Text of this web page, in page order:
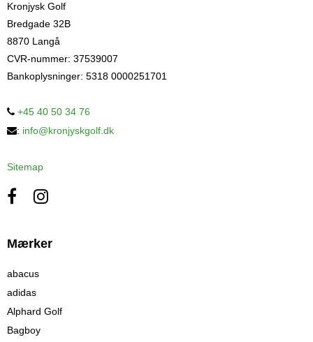
Kronjysk Golf
Bredgade 32B
8870 Langå
CVR-nummer: 37539007
Bankoplysninger: 5318 0000251701
+45 40 50 34 76
: info@kronjyskgolf.dk
Sitemap
Mærker
abacus
adidas
Alphard Golf
Bagboy